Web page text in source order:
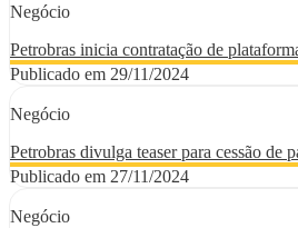
Negócio
Petrobras inicia contratação de
Publicado em 29/11/2024
Negócio
Petrobras divulga teaser para cessão
Publicado em 27/11/2024
Negócio